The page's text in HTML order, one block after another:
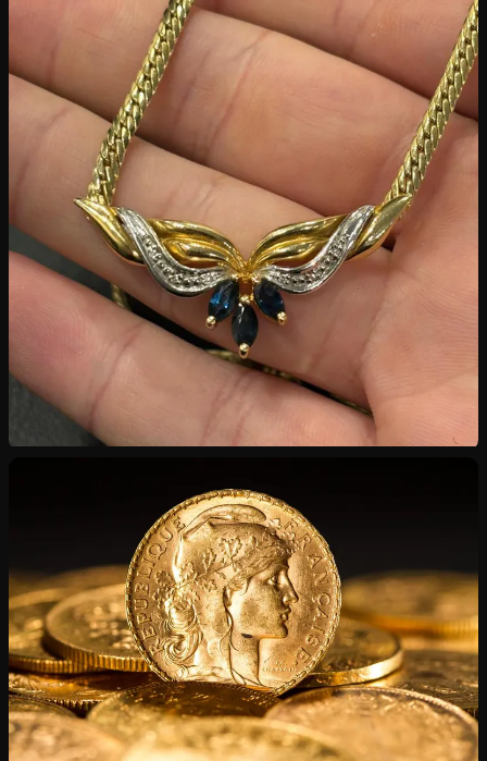
Chaînes, bagues, montres — état intact ou endommagé